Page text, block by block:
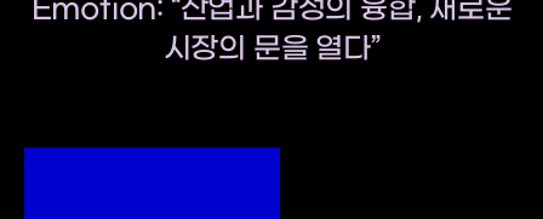
Emotion: “산업과 감성의 융합, 새로운
시장의 문을 열다”